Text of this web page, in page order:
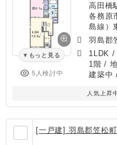
もっと見る
5人検討中
高田橋
各務原
島線）
羽島郡
1LDK /
1階 /
建築中
人気上昇
[一戸建] 羽島郡笠松